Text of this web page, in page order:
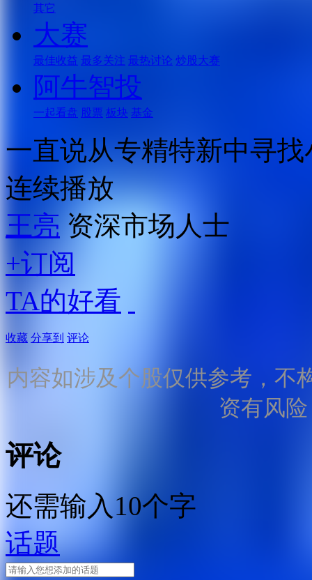
其它
大赛
最佳收益 最多关注 最热讨论 炒股大赛
阿牛智投
一起看盘 股票 板块 基金
一直说从专精特新中寻
连续播放
王亮 资深市场人士
+订阅
TA的好看
收藏 分享到 评论
内容如涉及个股仅供参考，不
资有风
评论
还需输入10个字
话题